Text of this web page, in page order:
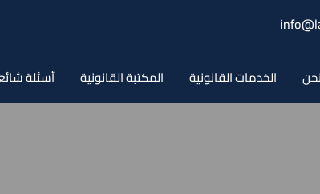
الخدمات القانونية المكتبة القانونية أسئلة